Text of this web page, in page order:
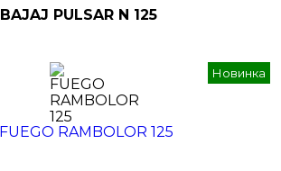
BAJAJ PULSAR N 125
Новинка